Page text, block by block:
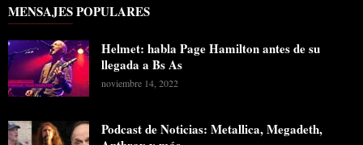
MENSAJES POPULARES
Helmet: habla Page Hamilton antes de su
llegada a Bs As
noviembre 14, 2022
Podcast de Noticias: Metallica, Megadeth,